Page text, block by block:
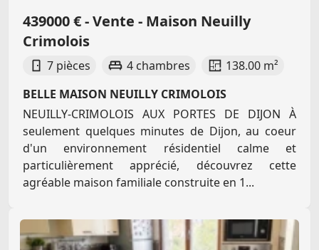
439000 € - Vente - Maison Neuilly
Crimolois
7 pièces 4 chambres
138.00 m²
BELLE MAISON NEUILLY CRIMOLOIS
NEUILLY-CRIMOLOIS AUX PORTES DE DIJON À
seulement quelques minutes de Dijon, au coeur
d'un environnement résidentiel calme et
particulièrement apprécié, découvrez cette
agréable maison familiale construite en 1...